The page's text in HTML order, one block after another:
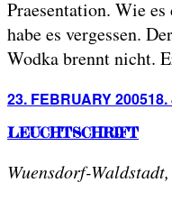
Praesentation. Wie
habe es vergessen.
Wodka brennt nicht.
Posted
23. FEBRUARY 2005
LEUCHTSCHRIFT
Wuensdorf-